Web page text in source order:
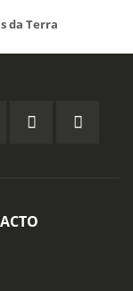
da Terra